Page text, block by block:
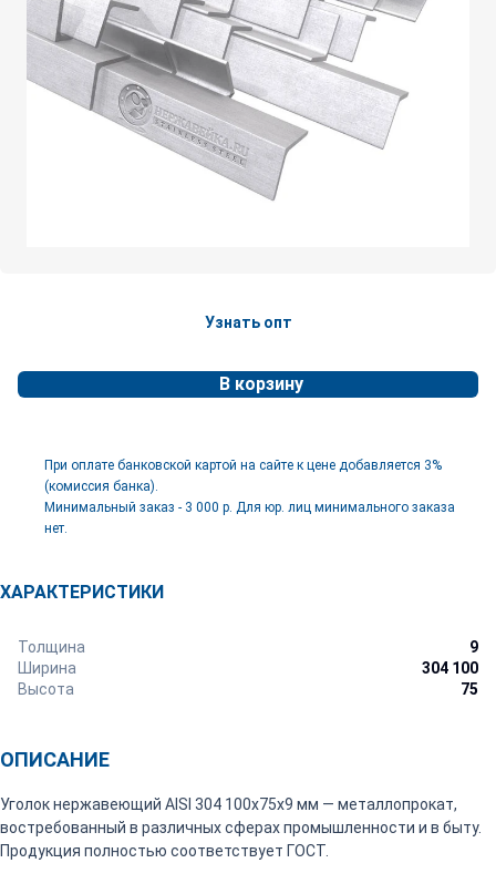
Узнать опт
В корзину
При оплате банковской картой на сайте к цене добавляется 3%
(комиссия банка).
Минимальный заказ - 3 000 р. Для юр. лиц минимального заказа
нет.
ХАРАКТЕРИСТИКИ
Толщина
9
Ширина
304 100
Высота
75
ОПИСАНИЕ
Уголок нержавеющий AISI 304 100х75х9 мм — металлопрокат,
востребованный в различных сферах промышленности и в быту.
Продукция полностью соответствует ГОСТ.